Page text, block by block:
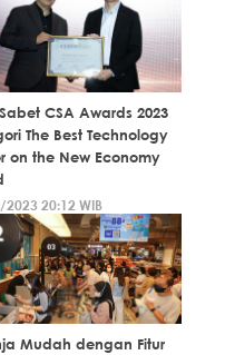
CSA Awards 2023
The Best Technology
on the New Economy
20:12 WIB
Mudah dengan Fitur